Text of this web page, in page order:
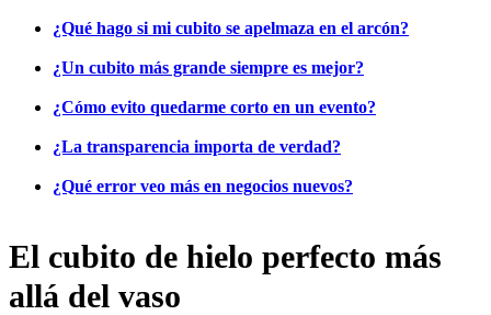
¿Qué hago si mi cubito se apelmaza en el arcón?
¿Un cubito más grande siempre es mejor?
¿Cómo evito quedarme corto en un evento?
¿La transparencia importa de verdad?
¿Qué error veo más en negocios nuevos?
El cubito de hielo perfecto más
allá del vaso